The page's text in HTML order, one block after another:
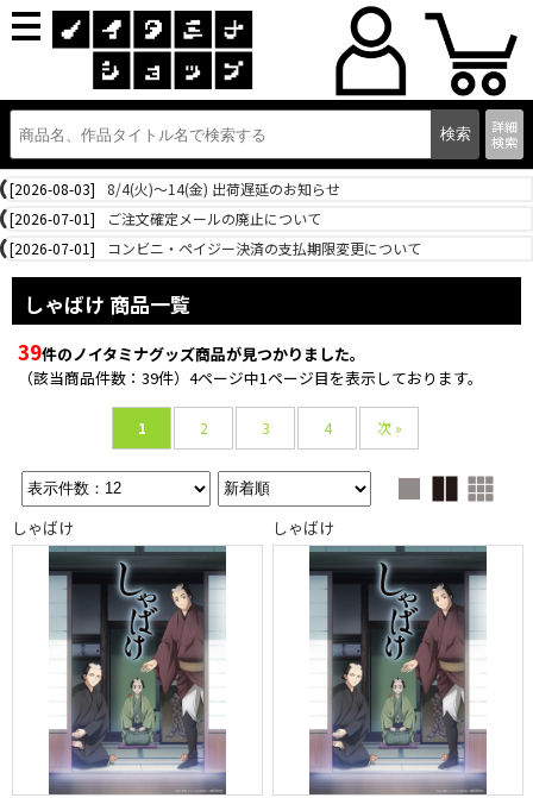
詳細
検索
[2026-08-03]
8/4(火)～14(金) 出荷遅延のお知らせ
[2026-07-01]
ご注文確定メールの廃止について
[2026-07-01]
コンビニ・ペイジー決済の支払期限変更について
しゃばけ 商品一覧
39件のノイタミナグッズ商品が見つかりました。
（該当商品件数：39件）4ページ中1ページ目を表示しております。
1 2 3 4 次 »
しゃばけ しゃばけ